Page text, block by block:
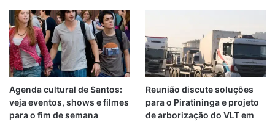
Agenda cultural de Santos:
veja eventos, shows e filmes
para o fim de semana
Reunião discute soluções
para o Piratininga e projeto
de arborização do VLT em